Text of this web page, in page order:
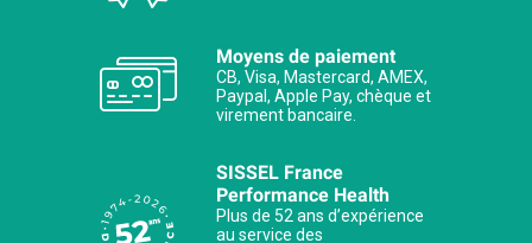
Moyens de paiement
CB, Visa, Mastercard, AMEX,
Paypal, Apple Pay, chèque et
virement bancaire.
SISSEL France
Performance Health
Plus de 52 ans d’expérience
au service des